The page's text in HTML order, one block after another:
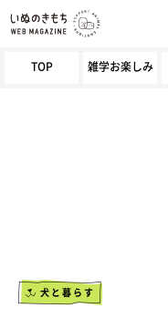
TOP 雑学お楽しみ
犬と暮らす